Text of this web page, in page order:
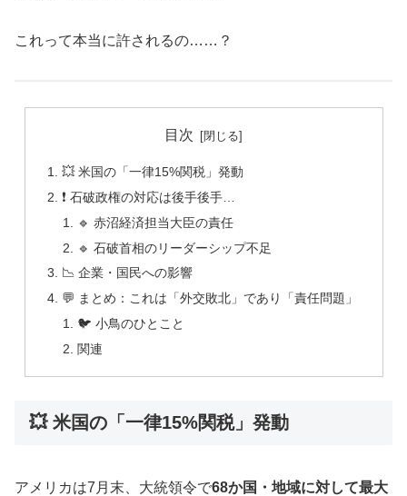
これって本当に許されるの……？
目次
💥 米国の「一律15%関税」発動
❗ 石破政権の対応は後手後手…
🔹 赤沼経済担当大臣の責任
🔹 石破首相のリーダーシップ不足
📉 企業・国民への影響
💬 まとめ：これは「外交敗北」であり「責任問題」
🐦 小鳥のひとこと
関連
💥 米国の「一律15%関税」発動
アメリカは7月末、大統領令で68か国・地域に対して最大